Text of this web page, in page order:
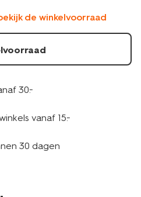
de winkelvoorraad
30.-
vanaf 15.-
30 dagen